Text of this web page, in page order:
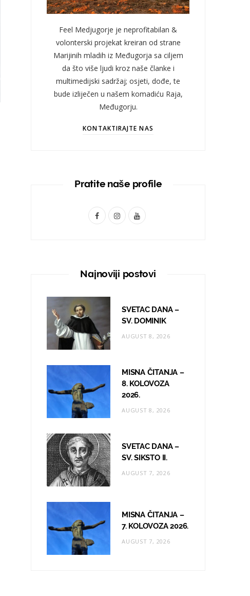
Feel Medjugorje je neprofitabilan &
volonterski projekat kreiran od strane
Marijinih mladih iz Međugorja sa ciljem
da što više ljudi kroz naše članke i
multimedijski sadržaj; osjeti, dođe, te
bude izliječen u našem komadiću Raja,
Međugorju.
KONTAKTIRAJTE NAS
Pratite naše profile
F
k
I
t
r
a
Y
T
e
Najnoviji postovi
SVETAC DANA –
SV. DOMINIK
AUGUST 8, 2026
MISNA ČITANJA –
8. KOLOVOZA
2026.
AUGUST 8, 2026
SVETAC DANA –
SV. SIKSTO II.
AUGUST 7, 2026
MISNA ČITANJA –
7. KOLOVOZA 2026.
AUGUST 7, 2026